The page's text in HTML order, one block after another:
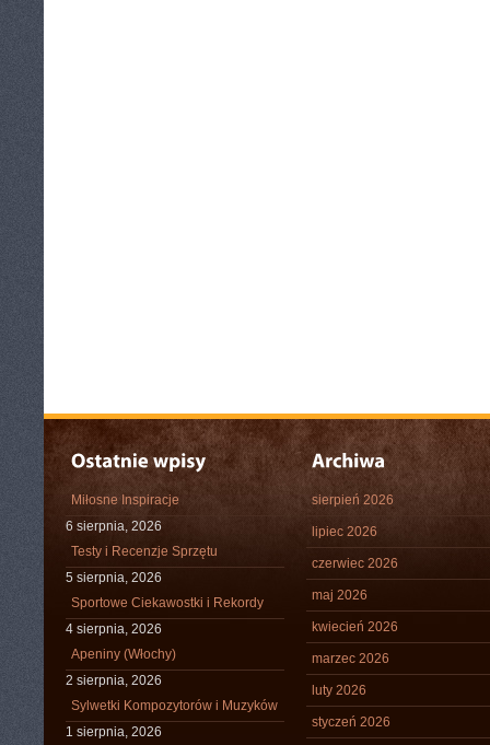
Miłosne Inspiracje
6 sierpnia, 2026
Testy i Recenzje Sprzętu
5 sierpnia, 2026
Sportowe Ciekawostki i Rekordy
4 sierpnia, 2026
Apeniny (Włochy)
2 sierpnia, 2026
Sylwetki Kompozytorów i Muzyków
1 sierpnia, 2026
sierpień 2026
lipiec 2026
czerwiec 2026
maj 2026
kwiecień 2026
marzec 2026
luty 2026
styczeń 2026